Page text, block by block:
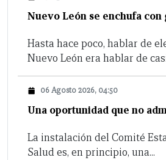
Nuevo León se enchufa con
Hasta hace poco, hablar de
Nuevo León era hablar de
06 Agosto 2026, 04:50
Una oportunidad que no
La instalación del Comité
Salud es, en principio, una...